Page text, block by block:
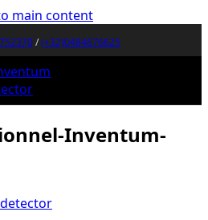
main content
/(+32)0484676625
Inventum-